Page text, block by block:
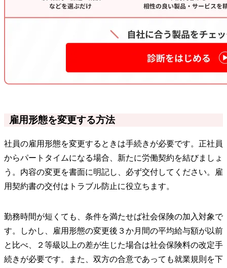
雇用形態を変更する方法
社員の雇用形態を変更するときは手続きが必要です。正社員
からパートタイムになる場合、新たに労働契約を結びましょ
う。内容の変更を書面に明記し、必ず交付してください。雇
用契約書の交付はトラブル防止に役立ちます。
勤務時間が短くても、条件を満たせば社会保険の加入対象で
す。しかし、雇用形態の変更後３か月間の平均給与額が以前
と比べ、２等級以上の差が生じた場合は社会保険料の改定手
続きが必要です。また、双方の合意であっても就業規則を下